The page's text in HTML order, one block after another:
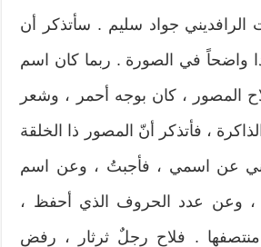
الرافديني جواد سليم . سأتذكر أن
واضحاً في الصورة . ربما كان اسم
المصور ، كان بوجه أحمر ، وشعر
، فأتذكر أنّ المصور ذا الخلقة
عن اسمي ، فأجبتُ ، وعن اسم
وعن عدد الحروف الذي أحفظ ،
منتصفها . فلاح رجلٌ ثرثار ، رفض